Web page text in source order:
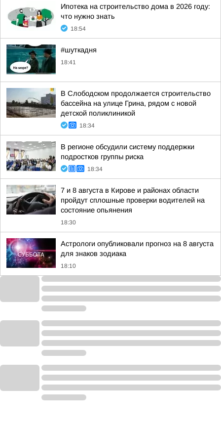
Ипотека на строительство дома в 2026 году:
что нужно знать
18:54
#шуткадня
18:41
В Слободском продолжается строительство
бассейна на улице Грина, рядом с новой
детской поликлиникой
18:34
В регионе обсудили систему поддержки
подростков группы риска
18:34
7 и 8 августа в Кирове и районах области
пройдут сплошные проверки водителей на
состояние опьянения
18:30
Астрологи опубликовали прогноз на 8 августа
для знаков зодиака
18:10